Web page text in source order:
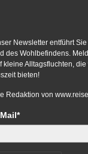
Newsletter entführt
des Wohlbefindens.
kleine Alltagsfluchten,
bieten!
Redaktion von